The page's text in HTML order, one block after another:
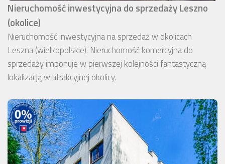
Nieruchomość inwestycyjna do sprzedaży Leszno
(okolice)
Nieruchomość inwestycyjna na sprzedaż w okolicach
Leszna (wielkopolskie). Nieruchomość komercyjna do
sprzedaży imponuje w pierwszej kolejności fantastyczną
lokalizacją w atrakcyjnej okolicy.